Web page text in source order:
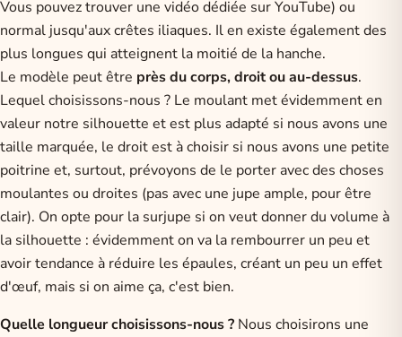
Vous pouvez trouver une vidéo dédiée sur YouTube) ou
normal jusqu'aux crêtes iliaques. Il en existe également des
plus longues qui atteignent la moitié de la hanche.
Le modèle peut être près du corps, droit ou au-dessus.
Lequel choisissons-nous ? Le moulant met évidemment en
valeur notre silhouette et est plus adapté si nous avons une
taille marquée, le droit est à choisir si nous avons une petite
poitrine et, surtout, prévoyons de le porter avec des choses
moulantes ou droites (pas avec une jupe ample, pour être
clair). On opte pour la surjupe si on veut donner du volume à
la silhouette : évidemment on va la rembourrer un peu et
avoir tendance à réduire les épaules, créant un peu un effet
d'œuf, mais si on aime ça, c'est bien.
Quelle longueur choisissons-nous ? Nous choisirons une